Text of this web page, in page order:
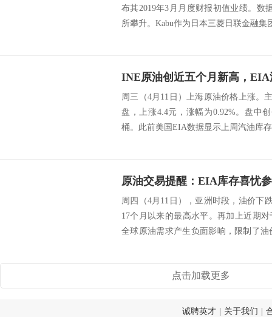
布其2019年3月月度财报初值业绩。数
所攀升。Kabu作为日本三菱日联金融集
周三（4月11日）上海原油价格上涨。
盘，上涨4.4元，涨幅为0.92%。盘中
桶。此前美国EIA数据显示上周汽油库
周四（4月11日），亚洲时段，油价下
17个月以来的最高水平。再加上近期
全球原油需求产生负面影响，限制了油
点击加载更多
诚聘英才 关于我们